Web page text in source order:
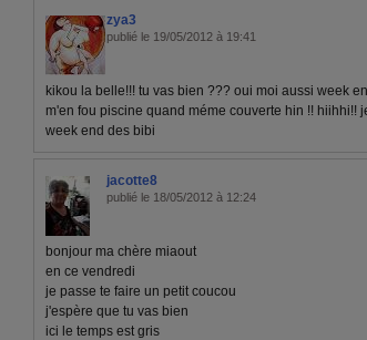
zya3
publié le 19/05/2012 à 19:41
kikou la belle!!! tu vas bien ??? oui moi aussi week
m'en fou piscine quand méme couverte hin !! hiihhi!!
week end des bibi
jacotte8
publié le 18/05/2012 à 12:24
bonjour ma chère miaout
en ce vendredi
je passe te faire un petit coucou
j'espère que tu vas bien
ici le temps est gris